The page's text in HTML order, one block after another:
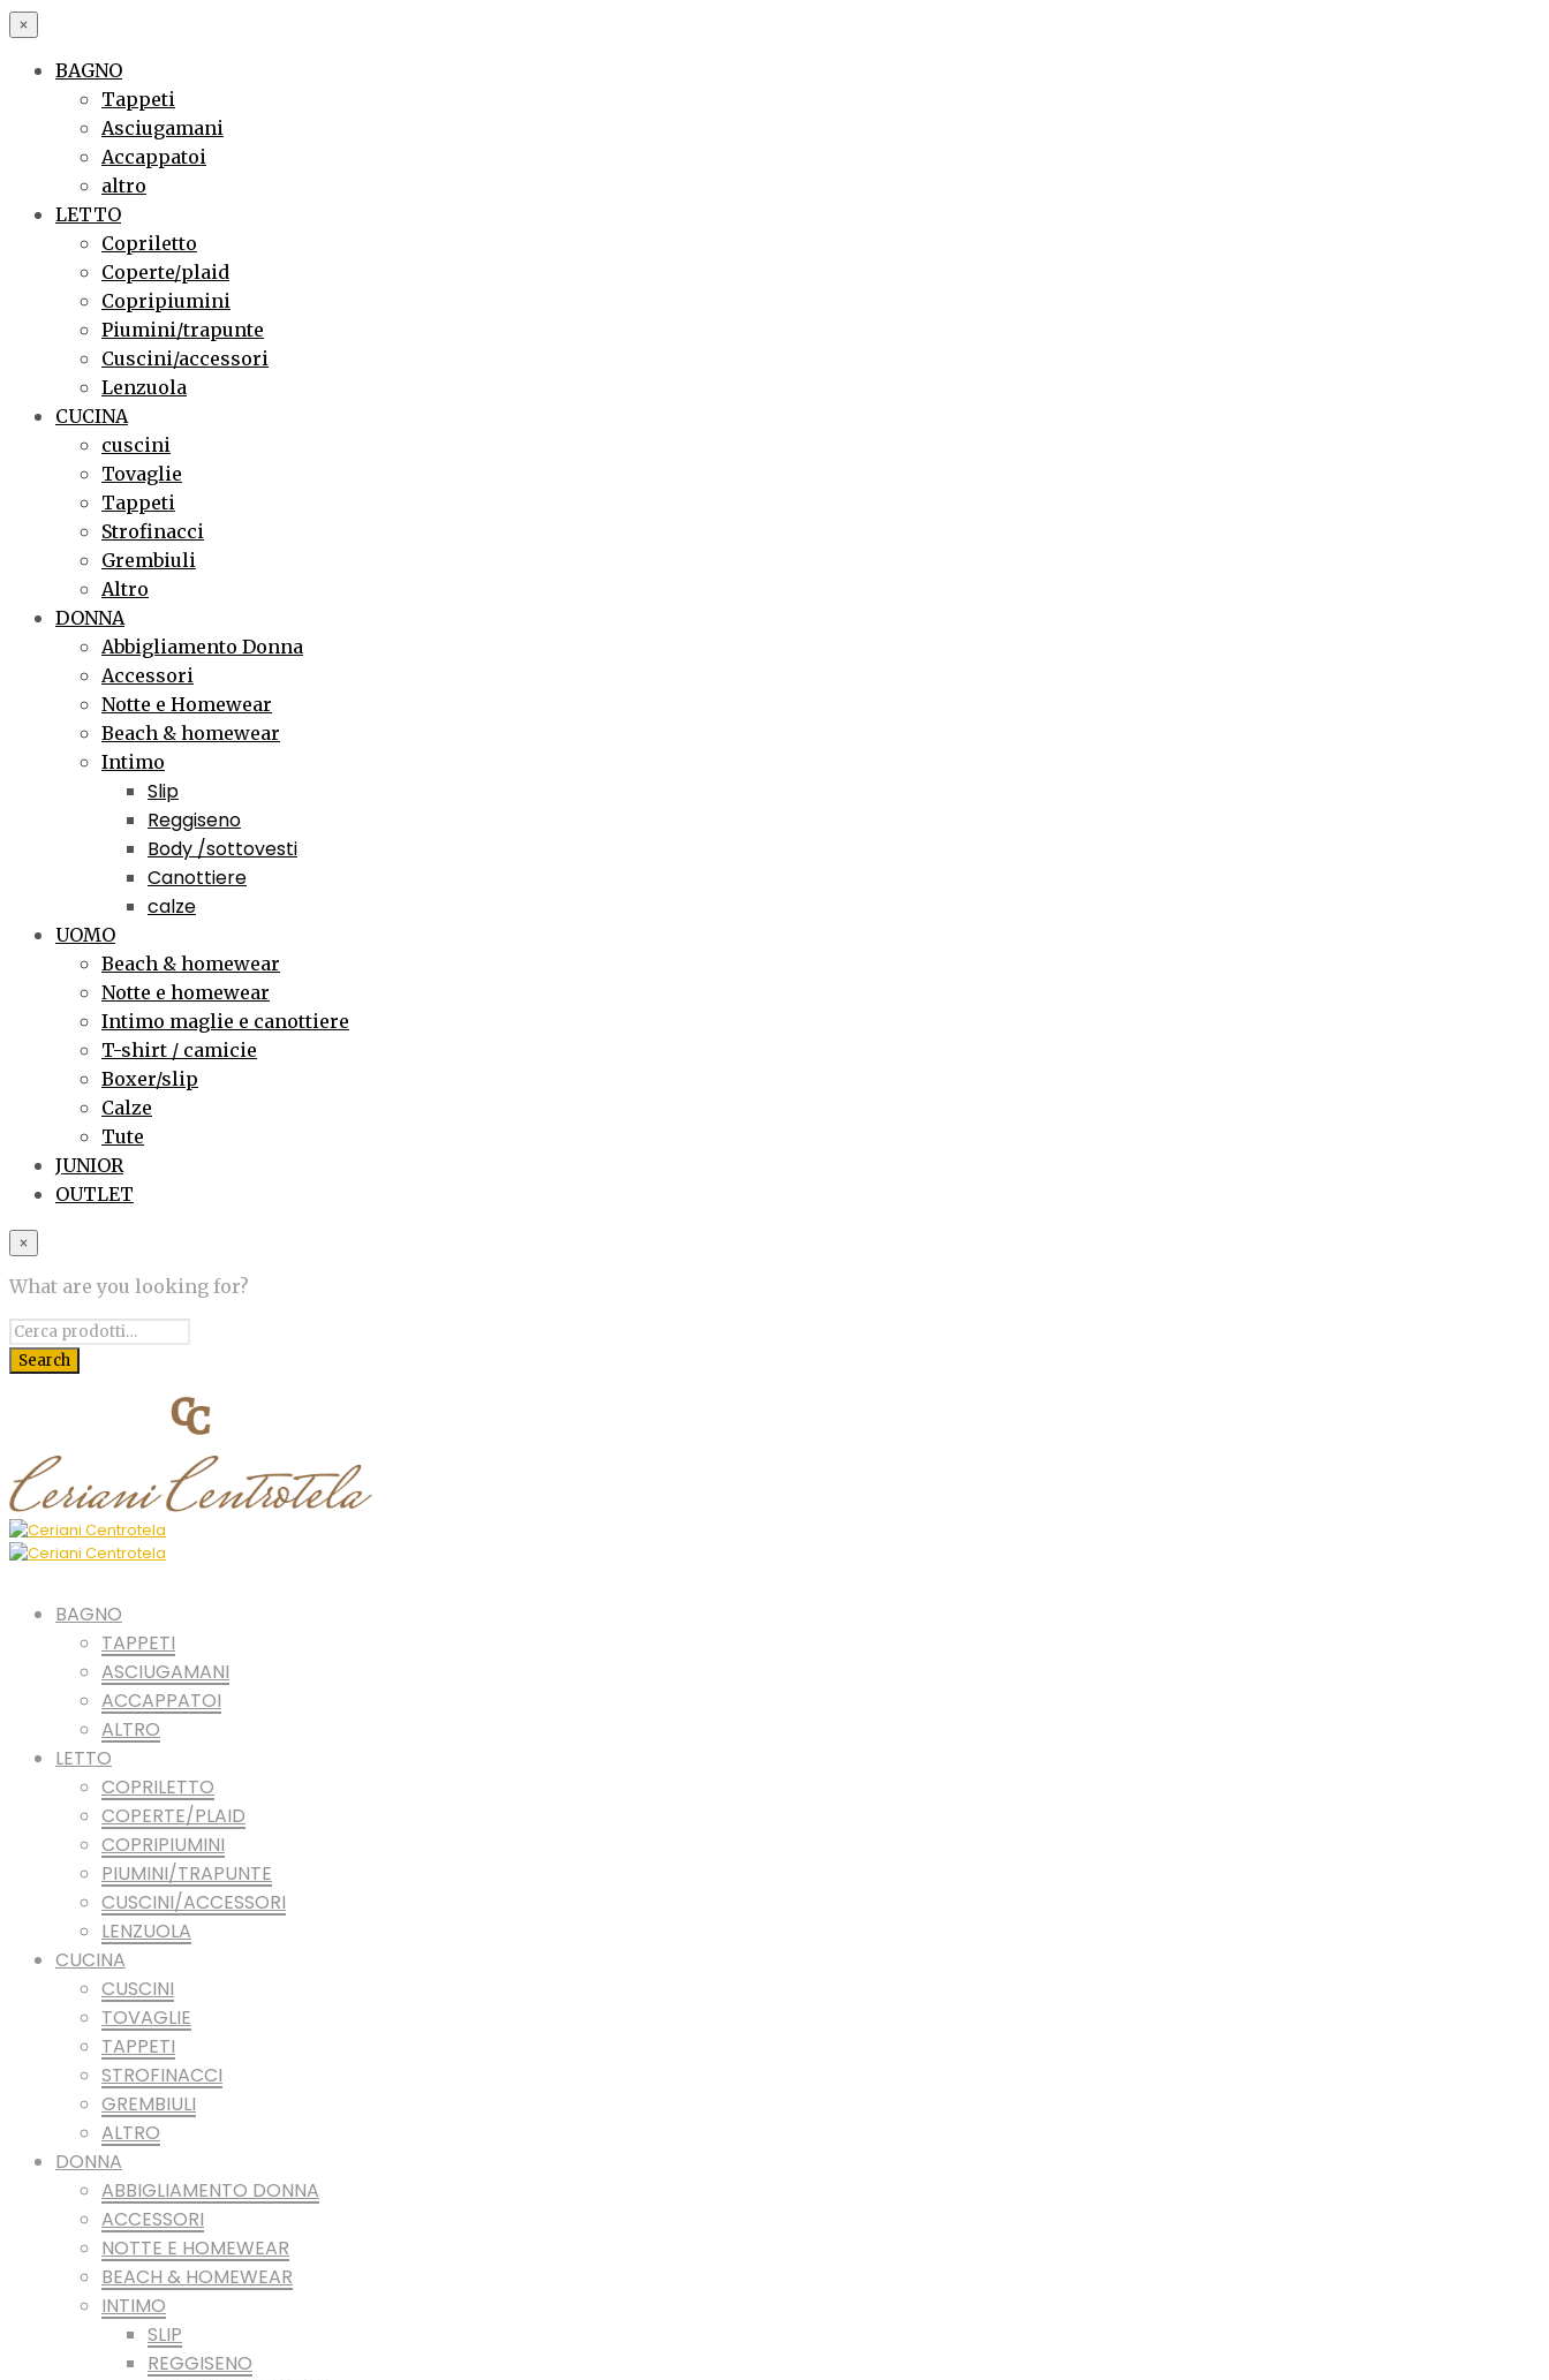
×
BAGNO
Tappeti
Asciugamani
Accappatoi
altro
LETTO
Copriletto
Coperte/plaid
Copripiumini
Piumini/trapunte
Cuscini/accessori
Lenzuola
CUCINA
cuscini
Tovaglie
Tappeti
Strofinacci
Grembiuli
Altro
DONNA
Abbigliamento Donna
Accessori
Notte e Homewear
Beach & homewear
Intimo
Slip
Reggiseno
Body /sottovesti
Canottiere
calze
UOMO
Beach & homewear
Notte e homewear
Intimo maglie e canottiere
T-shirt / camicie
Boxer/slip
Calze
Tute
JUNIOR
OUTLET
×
What are you looking for?
BAGNO
TAPPETI
ASCIUGAMANI
ACCAPPATOI
ALTRO
LETTO
COPRILETTO
COPERTE/PLAID
COPRIPIUMINI
PIUMINI/TRAPUNTE
CUSCINI/ACCESSORI
LENZUOLA
CUCINA
CUSCINI
TOVAGLIE
TAPPETI
STROFINACCI
GREMBIULI
ALTRO
DONNA
ABBIGLIAMENTO DONNA
ACCESSORI
NOTTE E HOMEWEAR
BEACH & HOMEWEAR
INTIMO
SLIP
REGGISENO